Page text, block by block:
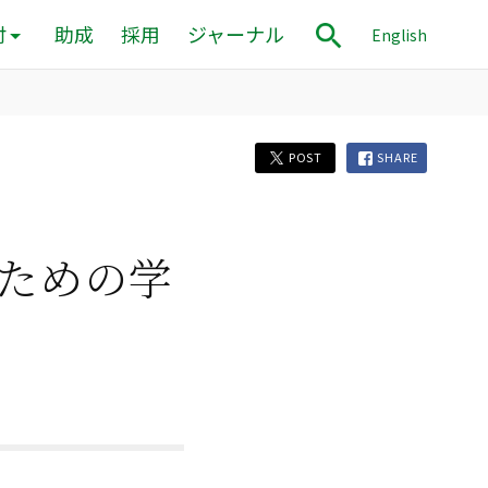
助成 採用 ジャーナル English
POST SHARE
めの学